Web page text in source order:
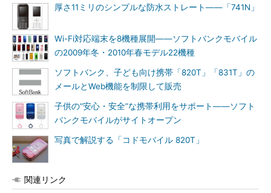
厚さ11ミリのシンプルな防水ストレート――「741N」
Wi-Fi対応端末を8機種展開――ソフトバンクモバイル
の2009年冬・2010年春モデル22機種
ソフトバンク、子ども向け携帯「820T」「831T」の
メールとWeb機能を制限して販売
子供の“安心・安全”な携帯利用をサポート――ソフト
バンクモバイルがサイトオープン
写真で解説する「コドモバイル 820T」
関連リンク